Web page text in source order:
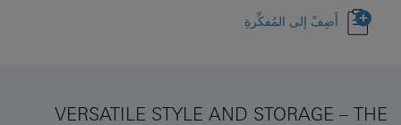
أَضِفْ إلى المُفكِّرةِ
VERSATILE STYLE AND STORAGE – THE